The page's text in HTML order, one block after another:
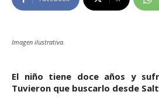
Imagen ilustrativa.
El niño tiene doce años y
Tuvieron que buscarlo desde